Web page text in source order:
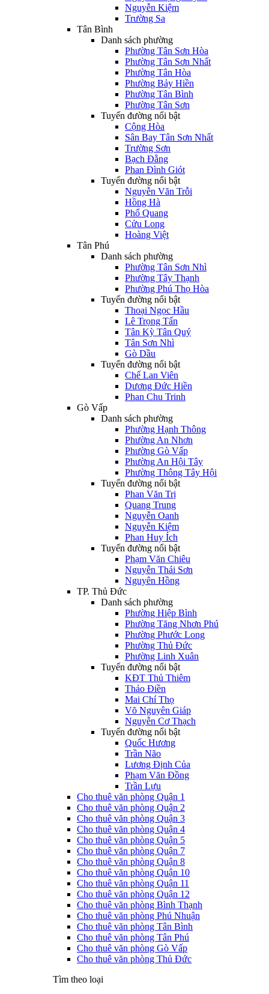
Nguyễn Kiệm
Trường Sa
Tân Bình
Danh sách phường
Phường Tân Sơn Hòa
Phường Tân Sơn Nhất
Phường Tân Hòa
Phường Bảy Hiền
Phường Tân Bình
Phường Tân Sơn
Tuyến đường nổi bật
Cộng Hòa
Sân Bay Tân Sơn Nhất
Trường Sơn
Bạch Đằng
Phan Đình Giót
Tuyến đường nổi bật
Nguyễn Văn Trỗi
Hồng Hà
Phổ Quang
Cửu Long
Hoàng Việt
Tân Phú
Danh sách phường
Phường Tân Sơn Nhì
Phường Tây Thạnh
Phường Phú Thọ Hòa
Tuyến đường nổi bật
Thoại Ngọc Hầu
Lê Trọng Tấn
Tân Kỳ Tân Quý
Tân Sơn Nhì
Gò Dầu
Tuyến đường nổi bật
Chế Lan Viên
Dương Đức Hiền
Phan Chu Trinh
Gò Vấp
Danh sách phường
Phường Hạnh Thông
Phường An Nhơn
Phường Gò Vấp
Phường An Hội Tây
Phường Thông Tây Hội
Tuyến đường nổi bật
Phan Văn Trị
Quang Trung
Nguyễn Oanh
Nguyễn Kiệm
Phan Huy Ích
Tuyến đường nổi bật
Phạm Văn Chiêu
Nguyễn Thái Sơn
Nguyên Hồng
TP. Thủ Đức
Danh sách phường
Phường Hiệp Bình
Phường Tăng Nhơn Phú
Phường Phước Long
Phường Thủ Đức
Phường Linh Xuân
Tuyến đường nổi bật
KĐT Thủ Thiêm
Thảo Điền
Mai Chí Thọ
Võ Nguyên Giáp
Nguyễn Cơ Thạch
Tuyến đường nổi bật
Quốc Hương
Trần Não
Lương Định Của
Phạm Văn Đồng
Trần Lựu
Cho thuê văn phòng Quận 1
Cho thuê văn phòng Quận 2
Cho thuê văn phòng Quận 3
Cho thuê văn phòng Quận 4
Cho thuê văn phòng Quận 5
Cho thuê văn phòng Quận 7
Cho thuê văn phòng Quận 8
Cho thuê văn phòng Quận 10
Cho thuê văn phòng Quận 11
Cho thuê văn phòng Quận 12
Cho thuê văn phòng Bình Thạnh
Cho thuê văn phòng Phú Nhuận
Cho thuê văn phòng Tân Bình
Cho thuê văn phòng Tân Phú
Cho thuê văn phòng Gò Vấp
Cho thuê văn phòng Thủ Đức
Tìm theo loại